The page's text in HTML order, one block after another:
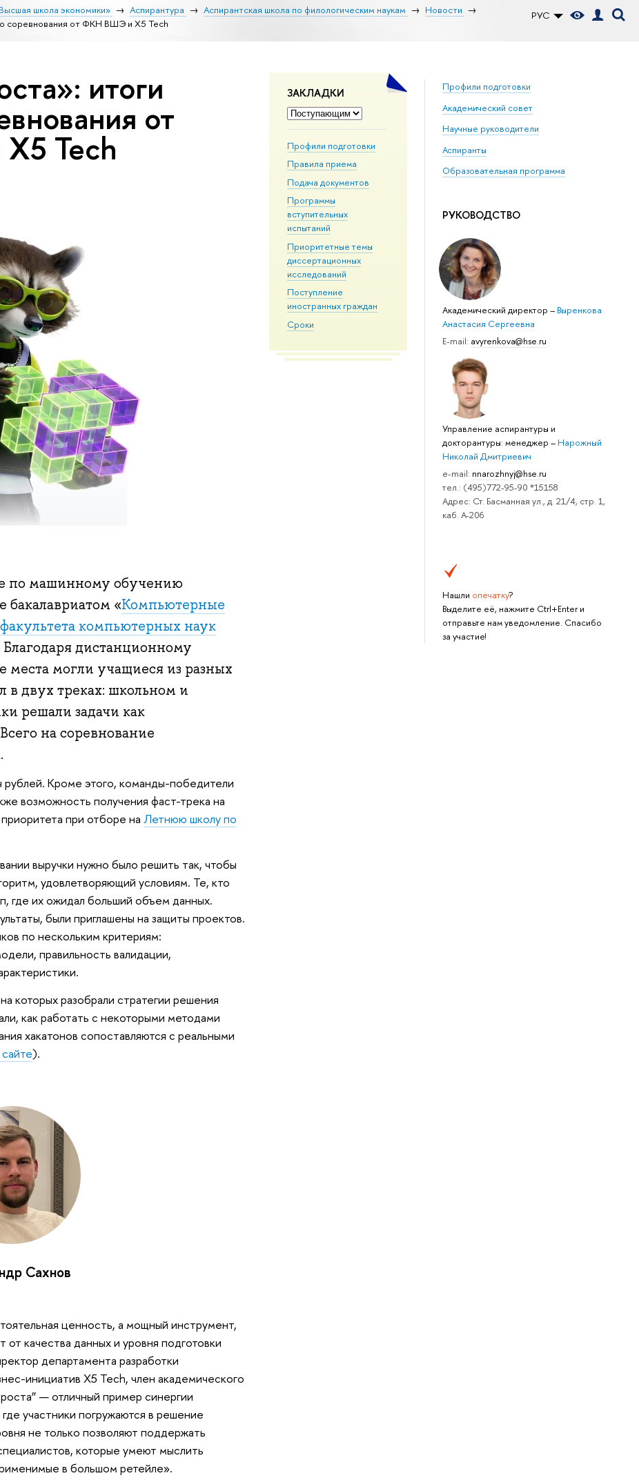
РУС
школа экономики» Аспирантура Аспирантская школа по филологическим наукам
Новости
соревнования от ФКН ВШЭ и X5 Tech
ЗАКЛАДКИ
Профили подготовки
Правила приема
Подача документов
Программы
вступительных
испытаний
Приоритетные темы
диссертационных
исследований
Поступление
иностранных граждан
Сроки
Профили подготовки
Академический совет
Научные руководители
Аспиранты
Образовательная программа
РУКОВОДСТВО
Академический директор– Выренкова
Анастасия Сергеевна
E-mail: avyrenkova@hse.ru
Управление аспирантуры и
докторантуры: менеджер– Нарожный
Николай Дмитриевич
e-mail: nnarozhnyj@hse.ru
тел.: (495)772-95-90 *15158
Адрес: Ст. Басманная ул., д. 21/4, стр. 1,
каб. А-206
Нашли опечатку?
Выделите её, нажмите Ctrl+Enter и
отправьте нам уведомление. Спасибо
за участие!
итоги
от
Tech
по машинному обучению
бакалавриатом «Компьютерные
факультета компьютерных наук
дистанционному
места могли учащиеся из разных
в двух треках: школьном и
решали задачи как
на соревнование
Кроме этого, команды-победители
возможность получения фаст-трека на
при отборе на Летнюю школу по
выручки нужно было решить так, чтобы
удовлетворяющий условиям. Те, кто
где их ожидал больший объем данных.
были приглашены на защиты проектов.
по нескольким критериям:
правильность валидации,
которых разобрали стратегии решения
как работать с некоторыми методами
хакатонов сопоставляются с реальными
).
Сахнов
ценность, а мощный инструмент,
качества данных и уровня подготовки
департамента разработки
инициатив X5 Tech, член академического
— отличный пример синергии
участники погружаются в решение
не только позволяют поддержать
которые умеют мыслить
в большом ретейле».